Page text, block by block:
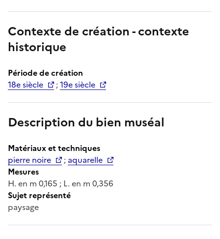
Contexte de création - contexte
historique
Période de création
18e siècle
;19e siècle
Description du bien muséal
Matériaux et techniques
pierre noire
; aquarelle
Mesures
H. en m 0,165 ; L. en m 0,356
Sujet représenté
paysage